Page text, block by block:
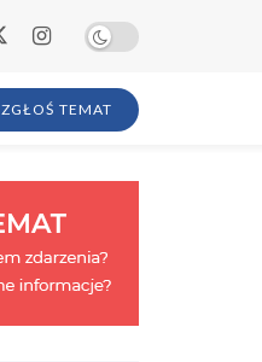
ZGŁOŚ TEMAT